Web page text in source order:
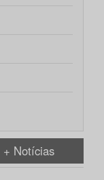
+ Notícias